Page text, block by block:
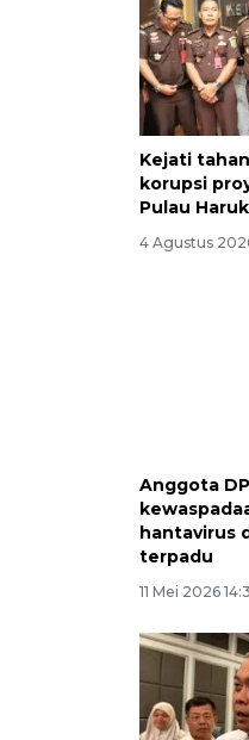
Kejati
korupsi
Pulau
4 Agustus
Anggota
hantavirus
terpadu
11 Mei 2026